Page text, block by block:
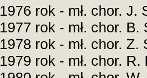
1976 rok - mł. chor. J.
1977 rok - mł. chor. B.
1978 rok - mł. chor. Z.
1979 rok - mł. chor. R.